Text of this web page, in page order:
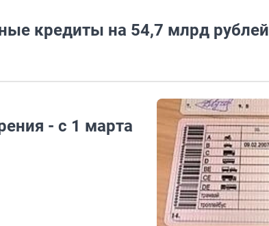
кредиты на 54,7 млрд рублей
- с 1 марта